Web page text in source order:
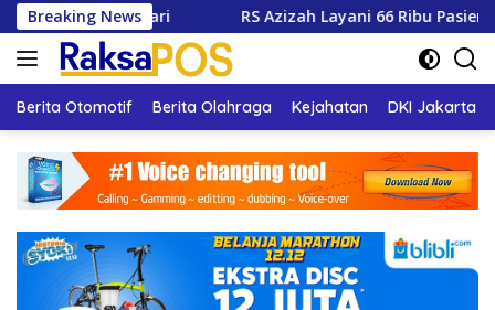
Langsung
ke
konten
Breaking NewsRS Azizah Layani 66 Ribu Pasien, Wali Kota Siap
Berita Otomotif Berita Olahraga Kejahatan DKI Jakarta